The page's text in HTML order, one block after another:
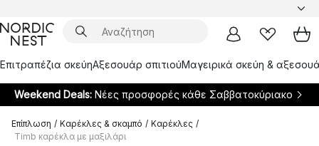
Επιτραπέζια σκεύηΑξεσουάρ σπιτιούΜαγειρικά σκεύη &
Weekend Deals: Νέες προσφορές κάθε Σαββατοκύριακο
Επίπλωση / Καρέκλες & σκαμπό / Καρέκλες /
Timb καρέκλα με μαξιλάρι